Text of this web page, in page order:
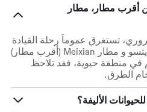
أقرب مطار، مطار
تستغرق عموماً رحلة القيادة
لمسافة 10.4 كم بين رمادا مايتسو و مطار Meixian (أقرب مطار)
تقيم في منطقة حيوية، فقد تلاحظ
الطرق.
الأليفة؟